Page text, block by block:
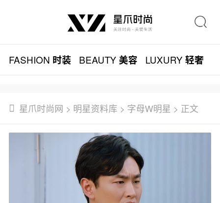
FASHION 时装 BEAUTY美容 LUXURY轻奢
星爪时尚网 > 明星资料库 > 字母W明星 > 正文